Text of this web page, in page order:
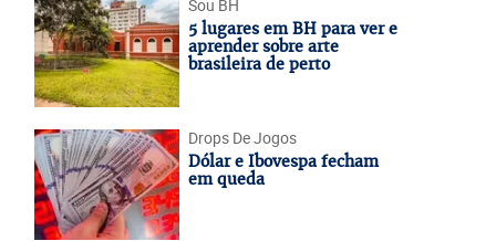
Sou BH
5 lugares em BH para ver e
aprender sobre arte
brasileira de perto
Drops De Jogos
Dólar e Ibovespa fecham
em queda